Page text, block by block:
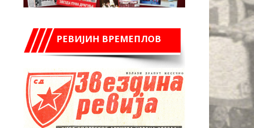
РЕВИЈИН ВРЕМЕПЛОВ